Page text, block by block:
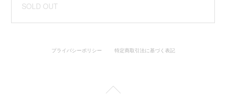
SOLD OUT
プライバシーポリシー 特定商取引法に基づく表記